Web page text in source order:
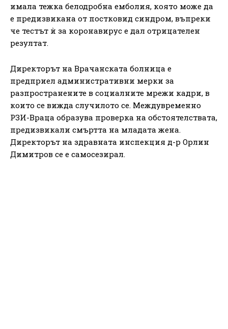
имала тежка белодробна емболия, която може да
е предизвикана от постковид синдром, въпреки
че тестът ѝ за коронавирус е дал отрицателен
резултат.
Директорът на Врачанската болница е
предприел административни мерки за
разпространените в социалните мрежи кадри, в
които се вижда случилото се. Междувременно
РЗИ-Враца образува проверка на обстоятелствата,
предизвикали смъртта на младата жена.
Директорът на здравната инспекция д-р Орлин
Димитров се е самосезирал.